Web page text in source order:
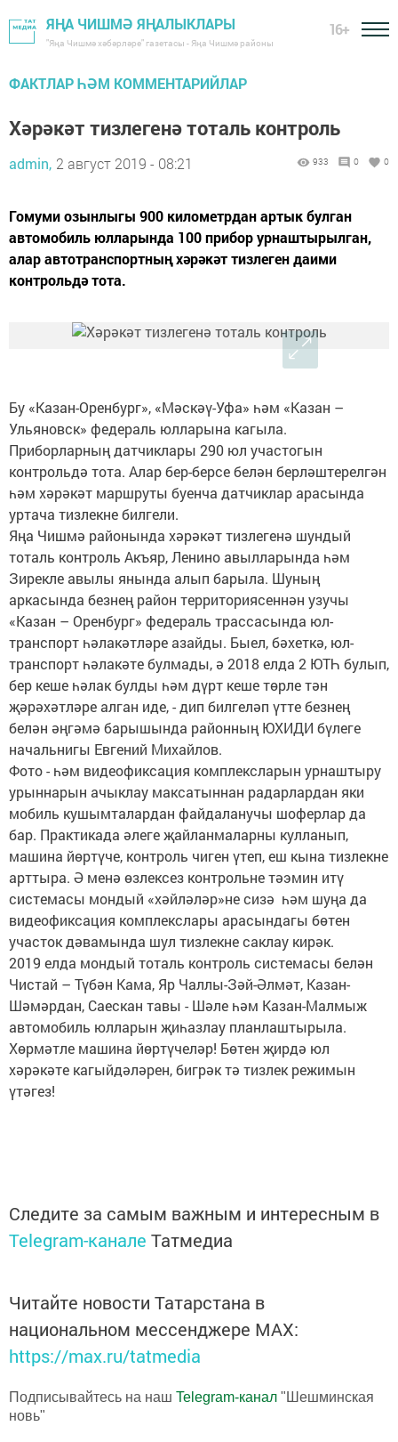
ЯҢА ЧИШМӘ ЯҢАЛЫКЛАРЫ
"Яңа Чишмә хәбәрләре" газетасы - Яңа Чишмә районы
16+
ФАКТЛАР ҺӘМ КОММЕНТАРИЙЛАР
Хәрәкәт тизлегенә тоталь контроль
admin, 2 август 2019 - 08:21 933 0 0
Гомуми озынлыгы 900 километрдан артык булган
автомобиль юлларында 100 прибор урнаштырылган,
алар автотранспортның хәрәкәт тизлеген даими
контрольдә тота.
Бу «Казан-Оренбург», «Мәскәү-Уфа» һәм «Казан –
Ульяновск» федераль юлларына кагыла.
Приборларның датчиклары 290 юл участогын
контрольдә тота. Алар бер-берсе белән берләштерелгән
һәм хәрәкәт маршруты буенча датчиклар арасында
уртача тизлекне билгели.
Яңа Чишмә районында хәрәкәт тизлегенә шундый
тоталь контроль Акъяр, Ленино авылларында һәм
Зирекле авылы янында алып барыла. Шуның
аркасында безнең район территориясеннән узучы
«Казан – Оренбург» федераль трассасында юл-
транспорт һәлакәтләре азайды. Быел, бәхеткә, юл-
транспорт һәлакәте булмады, ә 2018 елда 2 ЮТҺ булып,
бер кеше һәлак булды һәм дүрт кеше төрле тән
җәрәхәтләре алган иде, - дип билгеләп үтте безнең
белән әңгәмә барышында районның ЮХИДИ бүлеге
начальнигы Евгений Михайлов.
Фото - һәм видеофиксация комплексларын урнаштыру
урыннарын ачыклау максатыннан радарлардан яки
мобиль кушымталардан файдаланучы шоферлар да
бар. Практикада әлеге җайланмаларны кулланып,
машина йөртүче, контроль чиген үтеп, еш кына тизлекне
арттыра. Ә менә өзлексез контрольне тәэмин итү
системасы мондый «хәйләләр»не сизә һәм шуңа да
видеофиксация комплекслары арасындагы бөтен
участок дәвамында шул тизлекне саклау кирәк.
2019 елда мондый тоталь контроль системасы белән
Чистай – Түбән Кама, Яр Чаллы-Зәй-Әлмәт, Казан-
Шәмәрдан, Саескан тавы - Шәле һәм Казан-Малмыж
автомобиль юлларын җиһазлау планлаштырыла.
Хөрмәтле машина йөртүчеләр! Бөтен җирдә юл
хәрәкәте кагыйдәләрен, бигрәк тә тизлек режимын
үтәгез!
Следите за самым важным и интересным в
Telegram-канале Татмедиа
Читайте новости Татарстана в
национальном мессенджере MАХ:
https://max.ru/tatmedia
Подписывайтесь на наш Telegram-канал "Шешминская
новь"